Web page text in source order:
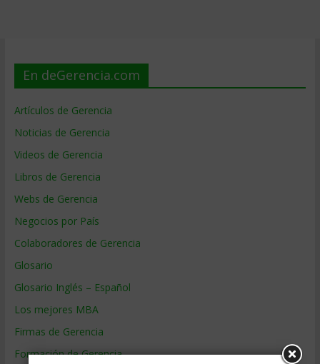
En deGerencia.com
Artículos de Gerencia
Noticias de Gerencia
Videos de Gerencia
Libros de Gerencia
Webs de Gerencia
Negocios por País
Colaboradores de Gerencia
Glosario
Glosario Inglés – Español
Los mejores MBA
Firmas de Gerencia
Formación de Gerencia